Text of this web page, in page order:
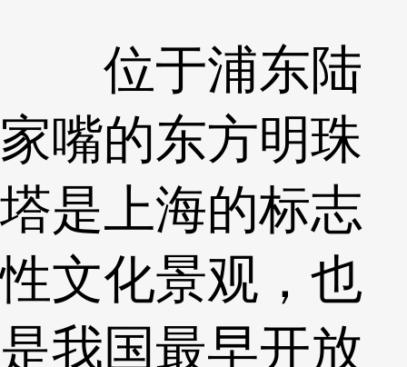
位于浦东陆
家嘴的东方明珠
塔是上海的标志
性文化景观，也
是我国最早开放